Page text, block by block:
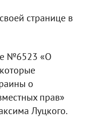
странице в
№6523 «О
о
прав»
Луцкого.